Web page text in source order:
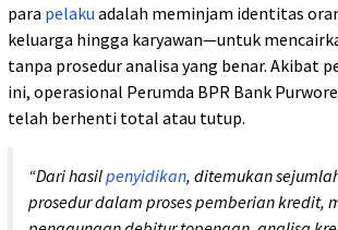
para pelaku adalah meminjam identitas
keluarga hingga karyawan—untuk
tanpa prosedur analisa yang benar. Akibat
ini, operasional Perumda BPR Bank
telah berhenti total atau tutup.
“Dari hasilpenyidikan, ditemukan
prosedur dalam proses pemberian kredit,